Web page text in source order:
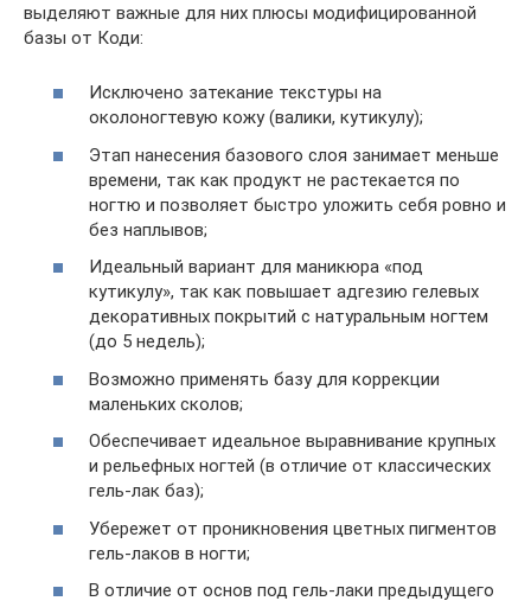
выделяют важные для них плюсы модифицированной
базы от Коди:
Исключено затекание текстуры на
околоногтевую кожу (валики, кутикулу);
Этап нанесения базового слоя занимает меньше
времени, так как продукт не растекается по
ногтю и позволяет быстро уложить себя ровно и
без наплывов;
Идеальный вариант для маникюра «под
кутикулу», так как повышает адгезию гелевых
декоративных покрытий с натуральным ногтем
(до 5 недель);
Возможно применять базу для коррекции
маленьких сколов;
Обеспечивает идеальное выравнивание крупных
и рельефных ногтей (в отличие от классических
гель-лак баз);
Убережет от проникновения цветных пигментов
гель-лаков в ногти;
В отличие от основ под гель-лаки предыдущего